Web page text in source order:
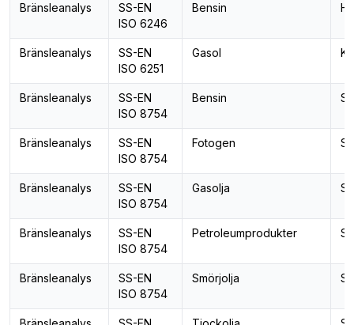
Bränsleanalys
SS-EN
ISO 6246
Bensin
Bränsleanalys
SS-EN
ISO 6251
Gasol
Bränsleanalys
SS-EN
ISO 8754
Bensin
Bränsleanalys
SS-EN
ISO 8754
Fotogen
Bränsleanalys
SS-EN
ISO 8754
Gasolja
Bränsleanalys
SS-EN
ISO 8754
Petroleumprodukter
Bränsleanalys
SS-EN
ISO 8754
Smörjolja